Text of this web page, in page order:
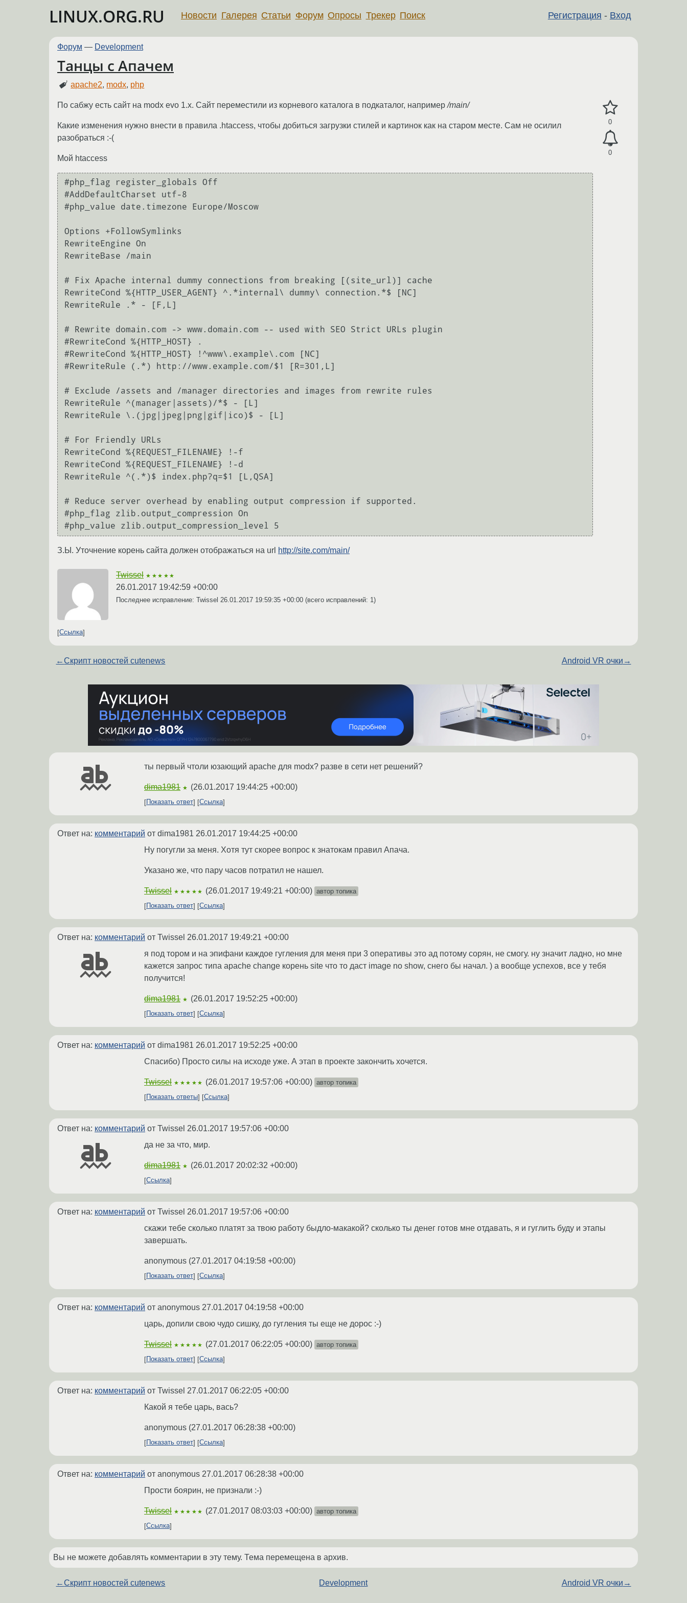
LINUX.ORG.RU Регистрация - Вход
Новости Галерея Статьи Форум Опросы Трекер Поиск
Форум — Development
Танцы с Апачем
apache2, modx, php
0
0
По сабжу есть сайт на modx evo 1.x. Сайт переместили из корневого каталога в подкаталог, например/main/
Какие изменения нужно внести в правила .htaccess, чтобы добиться загрузки стилей и картинок как на старом месте. Сам не осилил
разобраться :-(
Мой htaccess
#php_flag register_globals Off
#AddDefaultCharset utf-8
#php_value date.timezone Europe/Moscow
Options +FollowSymlinks
RewriteEngine On
RewriteBase /main
# Fix Apache internal dummy connections from breaking [(site_url)] cache
RewriteCond %{HTTP_USER_AGENT} ^.*internal\ dummy\ connection.*$ [NC]
RewriteRule .* - [F,L]
# Rewrite domain.com -> www.domain.com -- used with SEO Strict URLs plugin
#RewriteCond %{HTTP_HOST} .
#RewriteCond %{HTTP_HOST} !^www\.example\.com [NC]
#RewriteRule (.*) http://www.example.com/$1 [R=301,L]
# Exclude /assets and /manager directories and images from rewrite rules
RewriteRule ^(manager|assets)/*$ - [L]
RewriteRule \.(jpg|jpeg|png|gif|ico)$ - [L]
# For Friendly URLs
RewriteCond %{REQUEST_FILENAME} !-f
RewriteCond %{REQUEST_FILENAME} !-d
RewriteRule ^(.*)$ index.php?q=$1 [L,QSA]
# Reduce server overhead by enabling output compression if supported.
#php_flag zlib.output_compression On
З.Ы. Уточнение корень сайта должен отображаться на url http://site.com/main/
Twissel ★★★★★
26.01.2017 19:42:59 +00:00
Последнее исправление: Twissel 26.01.2017 19:59:35 +00:00 (всего исправлений: 1)
Ссылка
←Скрипт новостей cutenews Android VR очки →
ты первый чтоли юзающий apache для modx? разве в сети нет решений?
dima1981 ★ (26.01.2017 19:44:25 +00:00)
Показать ответ Ссылка
Ответ на: комментарий от dima1981 26.01.2017 19:44:25 +00:00
Ну погугли за меня. Хотя тут скорее вопрос к знатокам правил Апача.
Указано же, что пару часов потратил не нашел.
Twissel ★★★★★ (26.01.2017 19:49:21 +00:00) автор топика
Показать ответ
Ссылка
Ответ на: комментарий от Twissel 26.01.2017 19:49:21 +00:00
я под тором и на эпифани каждое гугления для меня при 3 оперативы это ад потому сорян, не смогу. ну значит ладно, но мне
кажется запрос типа apache change корень site что то даст image no show, снего бы начал. ) а вообще успехов, все у тебя
получится!
dima1981 ★ (26.01.2017 19:52:25 +00:00)
Показать ответ Ссылка
Ответ на: комментарий от dima1981 26.01.2017 19:52:25 +00:00
Спасибо) Просто силы на исходе уже. А этап в проекте закончить хочется.
Twissel ★★★★★ (26.01.2017 19:57:06 +00:00) автор топика
Показать ответы
Ссылка
Ответ на: комментарий от Twissel 26.01.2017 19:57:06 +00:00
да не за что, мир.
dima1981 ★ (26.01.2017 20:02:32 +00:00)
Ссылка
Ответ на: комментарий от Twissel 26.01.2017 19:57:06 +00:00
скажи тебе сколько платят за твою работу быдло-макакой? сколько ты денег готов мне отдавать, я и гуглить буду и этапы
завершать.
anonymous (27.01.2017 04:19:58 +00:00)
Показать ответ Ссылка
Ответ на: комментарий от anonymous 27.01.2017 04:19:58 +00:00
царь, допили свою чудо сишку, до гугления ты еще не дорос :-)
Twissel ★★★★★ (27.01.2017 06:22:05 +00:00) автор топика
Показать ответ
Ссылка
Ответ на: комментарий от Twissel 27.01.2017 06:22:05 +00:00
Какой я тебе царь, вась?
anonymous (27.01.2017 06:28:38 +00:00)
Показать ответ Ссылка
Ответ на: комментарий от anonymous 27.01.2017 06:28:38 +00:00
Прости боярин, не признали :-)
Twissel ★★★★★ (27.01.2017 08:03:03 +00:00) автор топика
Ссылка
Вы не можете добавлять комментарии в эту тему. Тема перемещена в архив.
←Скрипт новостей cutenews Development Android VR очки →